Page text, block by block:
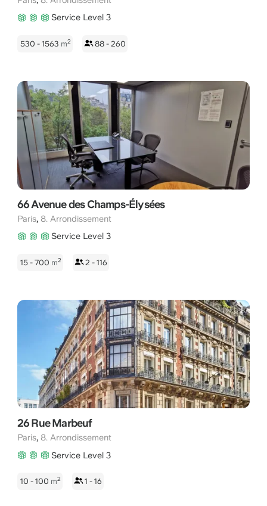
Service Level 3
530 - 1563 m2 88 - 260
66 Avenue des Champs-Élysées
Paris, 8. Arrondissement
Service Level 3
15 - 700 m2 2 - 116
26 Rue Marbeuf
Paris, 8. Arrondissement
Service Level 3
10 - 100 m2 1 - 16